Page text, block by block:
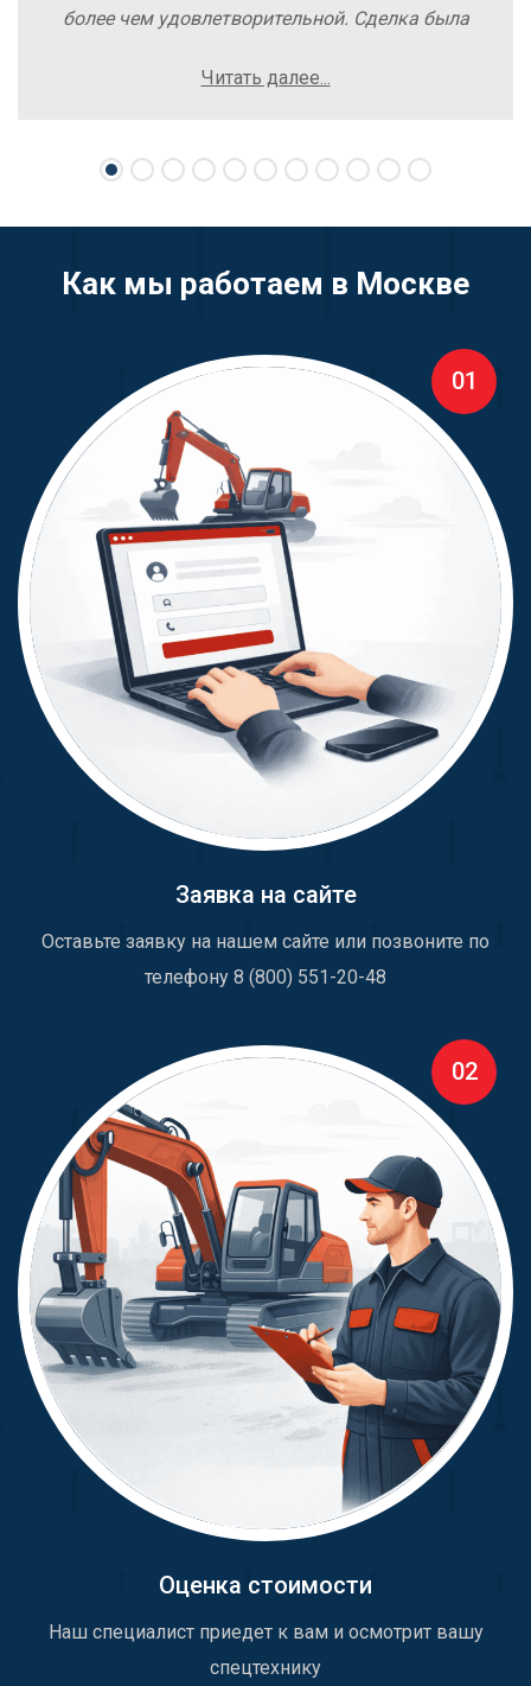
более чем удовлетворительной. Сделка была
осложнений. Рекомендую компанию Excavator
свою спецтехнику.
Читать далее...
Как мы работаем в Москве
01
Заявка на сайте
Оставьте заявку на нашем сайте или позвоните по
телефону 8 (800) 551-20-48
02
Оценка стоимости
Наш специалист приедет к вам и осмотрит вашу
спецтехнику